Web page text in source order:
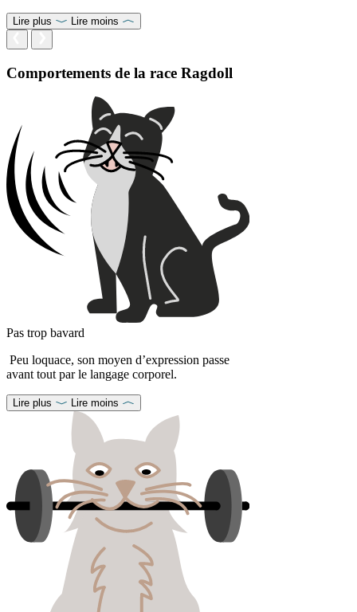
Lire plus Lire moins
Comportements de la race Ragdoll
Pas trop bavard
Peu loquace, son moyen d’expression passe
avant tout par le langage corporel.
Lire plus Lire moins